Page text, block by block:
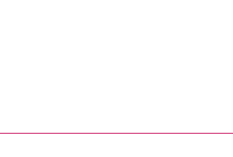
link, opens in a new window)
(external link, opens in a new window)